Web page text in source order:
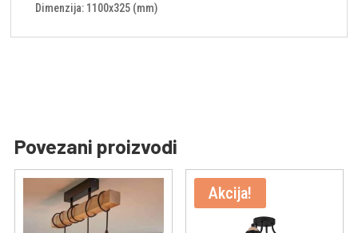
Dimenzija: 1100x325 (mm)
Povezani proizvodi
Akcija!